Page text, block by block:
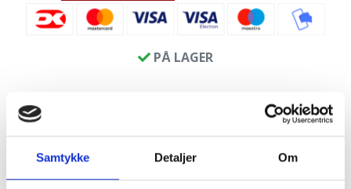
Samtykke Detaljer Om
PÅ LAGER
Sød granitskildpadde i rød eller grønlig farve med
poleret og detaljeret skjold og øjne. Skildpadden
kan være en sød detalje i blomsterkrukker/bede
eller ved indgangen. Man kan med fordel stille to -